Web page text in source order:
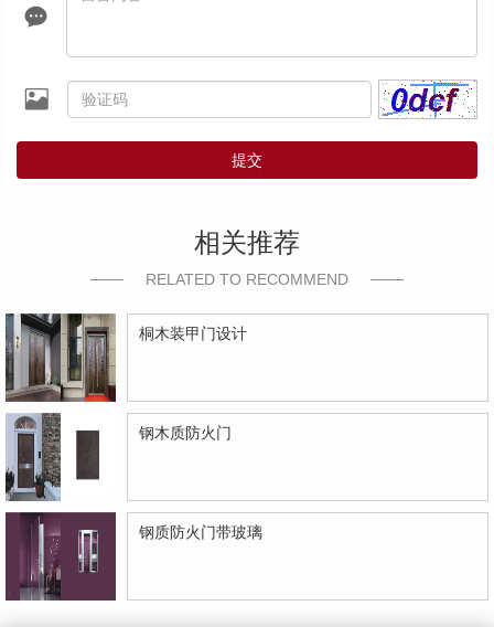
提交
相关推荐
RELATED TO RECOMMEND
桐木装甲门设计
钢木质防火门
钢质防火门带玻璃